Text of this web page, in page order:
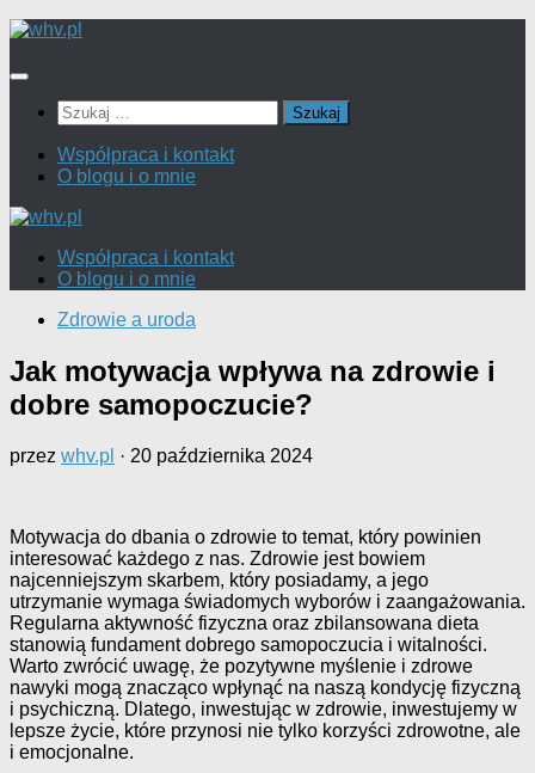
Skip
content
Szukaj:
Współpraca i kontakt
O blogu i o mnie
Współpraca i kontakt
O blogu i o mnie
Zdrowie a uroda
Jak motywacja wpływa na zdrowie i
dobre samopoczucie?
przez whv.pl · 20 października 2024
Motywacja do dbania o zdrowie to temat, który powinien
interesować każdego z nas. Zdrowie jest bowiem
najcenniejszym skarbem, który posiadamy, a jego
utrzymanie wymaga świadomych wyborów i zaangażowania.
Regularna aktywność fizyczna oraz zbilansowana dieta
stanowią fundament dobrego samopoczucia i witalności.
Warto zwrócić uwagę, że pozytywne myślenie i zdrowe
nawyki mogą znacząco wpłynąć na naszą kondycję fizyczną
i psychiczną. Dlatego, inwestując w zdrowie, inwestujemy w
lepsze życie, które przynosi nie tylko korzyści zdrowotne, ale
i emocjonalne.